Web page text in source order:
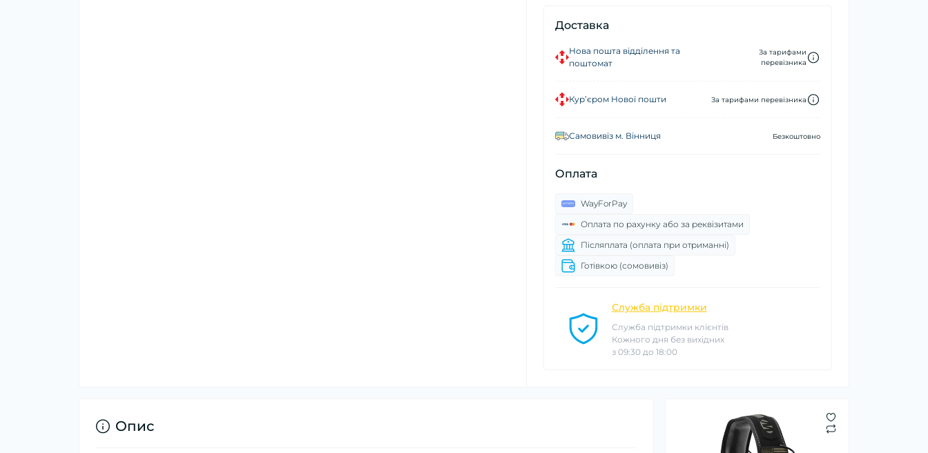
Доставка
Нова пошта відділення та
поштомат
За тарифами
перевізника
Кур’єром Нової пошти За тарифами перевізника
Самовивіз м. Вінниця Безкоштовно
Оплата
WayForPay
Оплата по рахунку або за реквізитами
Післяплата (оплата при отриманні)
Готівкою (сомовивіз)
Служба підтримки
Служба підтримки клієнтів
Кожного дня без вихідних
з 09:30 до 18:00
Опис